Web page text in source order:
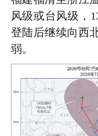
03 各地果农积
桃、阳光玫瑰
度，通过精细
多地政府及社
人员指导抢
源，并动员志
成抢收任务，
体系。
风级或台风级，
登陆后继续向西
弱。